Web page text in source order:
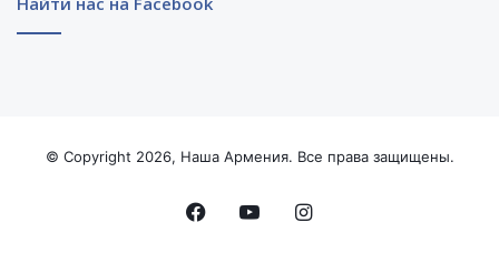
© Copyright 2026, Наша Армения. Все права защищены.
FacebookYouTubeInstagram